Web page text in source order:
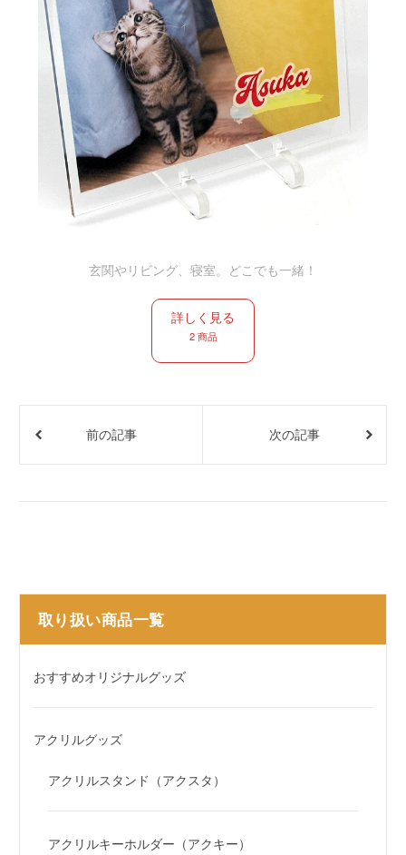
玄関やリビング、寝室。どこでも一緒！
詳しく見る
2 商品
前の記事 次の記事
取り扱い商品一覧
おすすめオリジナルグッズ
アクリルグッズ
アクリルスタンド（アクスタ）
アクリルキーホルダー（アクキー）